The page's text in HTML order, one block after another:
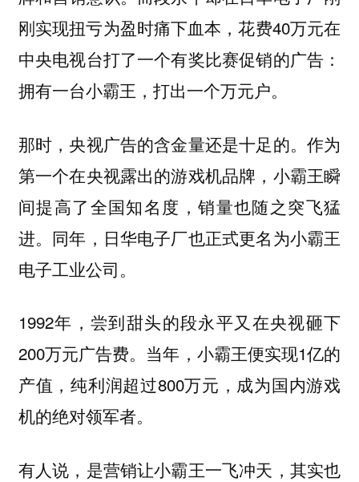
刚实现扭亏为盈时痛下血本，花费40万元在
中央电视台打了一个有奖比赛促销的广告：
拥有一台小霸王，打出一个万元户。
那时，央视广告的含金量还是十足的。作为
第一个在央视露出的游戏机品牌，小霸王瞬
间提高了全国知名度，销量也随之突飞猛
进。同年，日华电子厂也正式更名为小霸王
电子工业公司。
1992年，尝到甜头的段永平又在央视砸下
200万元广告费。当年，小霸王便实现1亿的
产值，纯利润超过800万元，成为国内游戏
机的绝对领军者。
有人说，是营销让小霸王一飞冲天，其实也